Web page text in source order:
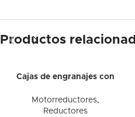
Productos
Cajas de engranajes con
adaptador C
Motorreductores,
Reductores